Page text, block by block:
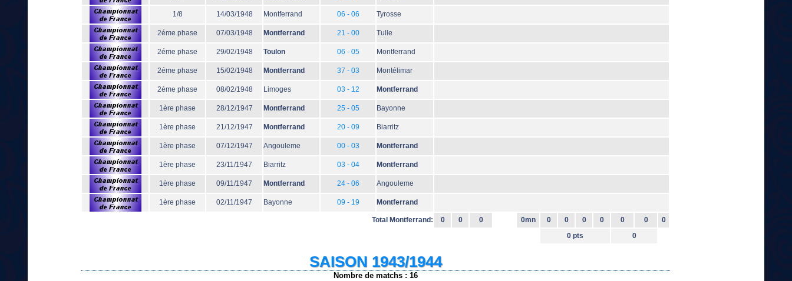
1/8 14/03/1948 Montferrand 06 - 06 Tyrosse
2éme phase 07/03/1948 Montferrand 21 - 00 Tulle
2éme phase 29/02/1948 Toulon 06 - 05 Montferrand
2éme phase 15/02/1948 Montferrand 37 - 03 Montélimar
2éme phase 08/02/1948 Limoges 03 - 12 Montferrand
1ère phase 28/12/1947 Montferrand 25 - 05 Bayonne
1ère phase 21/12/1947 Montferrand 20 - 09 Biarritz
1ère phase 07/12/1947 Angouleme 00 - 03 Montferrand
1ère phase 23/11/1947 Biarritz 03 - 04 Montferrand
1ère phase 09/11/1947 Montferrand 24 - 06 Angouleme
1ère phase 02/11/1947 Bayonne 09 - 19 Montferrand
Total Montferrand: 0 0 0 0mn 0 0 0 0 0 0
0
0 pts
0
SAISON 1943/1944
Nombre de matchs : 16